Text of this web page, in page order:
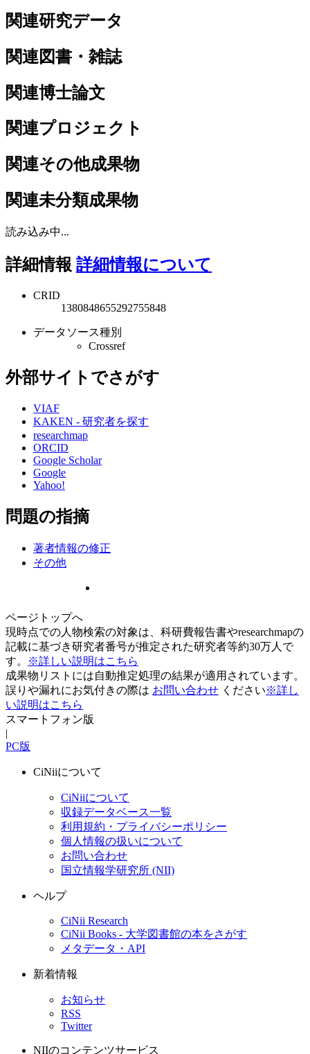
関連研究データ
関連図書・雑誌
関連博士論文
関連プロジェクト
関連その他成果物
関連未分類成果物
読み込み中...
詳細情報 詳細情報について
CRID
1380848655292755848
データソース種別
Crossref
外部サイトでさがす
VIAF
KAKEN - 研究者を探す
researchmap
ORCID
Google Scholar
Google
Yahoo!
問題の指摘
著者情報の修正
その他
ページトップへ
現時点での人物検索の対象は、科研費報告書やresearchmapの
記載に基づき研究者番号が推定された研究者等約30万人で
す。
※詳しい説明はこちら
成果物リストには自動推定処理の結果が適用されています。
誤りや漏れにお気付きの際は お問い合わせ ください※詳し
い説明はこちら
スマートフォン版
|
PC版
CiNiiについて
CiNiiについて
収録データベース一覧
利用規約・プライバシーポリシー
個人情報の扱いについて
お問い合わせ
国立情報学研究所 (NII)
ヘルプ
CiNii Research
CiNii Books - 大学図書館の本をさがす
メタデータ・API
新着情報
お知らせ
RSS
Twitter
NIIのコンテンツサービス